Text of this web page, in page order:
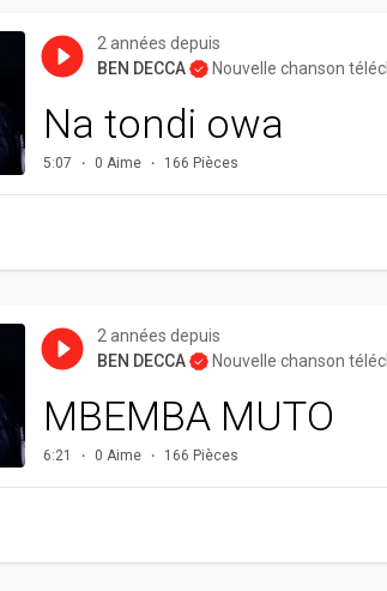
2 années depuis
BEN DECCA
Nouvelle chanson
Na tondi owa
5:07 0 Aime 166 Pièces
2 années depuis
BEN DECCA
Nouvelle chanson
MBEMBA MUTO
6:21 0 Aime 166 Pièces